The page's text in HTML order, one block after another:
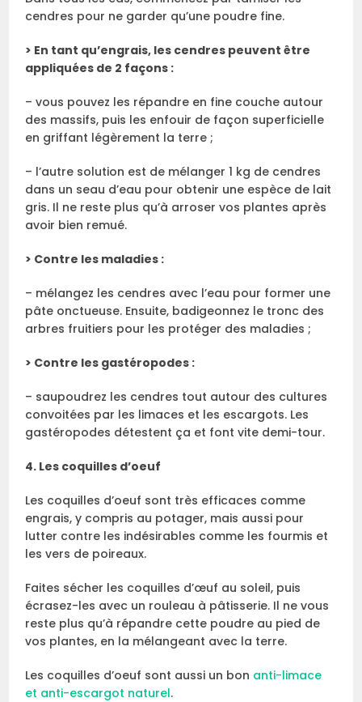
cendres pour ne garder qu’une poudre fine.
> En tant qu’engrais, les cendres peuvent être
appliquées de 2 façons :
– vous pouvez les répandre en fine couche autour
des massifs, puis les enfouir de façon superficielle
en griffant légèrement la terre ;
– l’autre solution est de mélanger 1 kg de cendres
dans un seau d’eau pour obtenir une espèce de lait
gris. Il ne reste plus qu’à arroser vos plantes après
avoir bien remué.
> Contre les maladies :
– mélangez les cendres avec l’eau pour former une
pâte onctueuse. Ensuite, badigeonnez le tronc des
arbres fruitiers pour les protéger des maladies ;
> Contre les gastéropodes :
– saupoudrez les cendres tout autour des cultures
convoitées par les limaces et les escargots. Les
gastéropodes détestent ça et font vite demi-tour.
4. Les coquilles d’oeuf
Les coquilles d’oeuf sont très efficaces comme
engrais, y compris au potager, mais aussi pour
lutter contre les indésirables comme les fourmis et
les vers de poireaux.
Faites sécher les coquilles d’œuf au soleil, puis
écrasez-les avec un rouleau à pâtisserie. Il ne vous
reste plus qu’à répandre cette poudre au pied de
vos plantes, en la mélangeant avec la terre.
Les coquilles d’oeuf sont aussi un bon anti-limace
et anti-escargot naturel.